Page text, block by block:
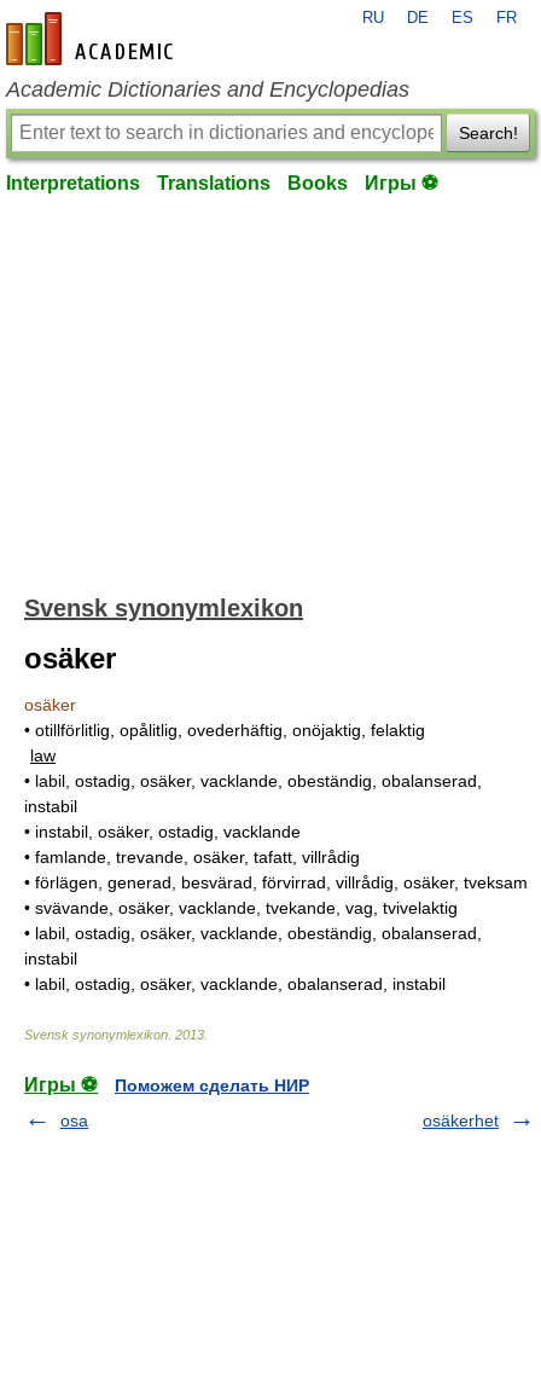
en-academic.com
RU DE ES FR
Academic Dictionaries and Encyclopedias
Search!
Interpretations Translations Books Игры ⚽
Svensk synonymlexikon
osäker
osäker
• otillförlitlig, opålitlig, ovederhäftig, onöjaktig, felaktig
law
• labil, ostadig, osäker, vacklande, obeständig, obalanserad,
instabil
• instabil, osäker, ostadig, vacklande
• famlande, trevande, osäker, tafatt, villrådig
• förlägen, generad, besvärad, förvirrad, villrådig, osäker, tveksam
• svävande, osäker, vacklande, tvekande, vag, tvivelaktig
• labil, ostadig, osäker, vacklande, obeständig, obalanserad,
instabil
• labil, ostadig, osäker, vacklande, obalanserad, instabil
Svensk synonymlexikon 2013
Игры ⚽
Поможем сделать НИР
osa
osäkerhet